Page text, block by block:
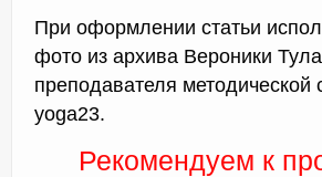
При оформлении статьи
фото из архива Вероники
преподавателя методической
yoga23.
Рекомендуем к